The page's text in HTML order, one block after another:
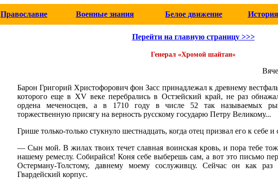
Православие Военные знания Белое движение История
Перейти на главную страницу >>>
Генерал «Хромой шайтан»
Барон Григорий Христофорович фон Засс принадлежал к древнему
которого еще в XV веке перебрались в Остзейский край, не раз
ордена меченосцев, а в 1710 году в числе 52 так называемых
торжественную присягу на верность русскому государю Петру Великому...
Грише только-только стукнуло шестнадцать, когда отец призвал его к себе и
— Сын мой. В жилах твоих течет славная воинская кровь, и пора тебе
нашему ремеслу. Собирайся! Коня себе выберешь сам, а вот это письмо
Остерману-Толстому, давнему моему сослуживцу. Сейчас он как раз
Гвардейский корпус.